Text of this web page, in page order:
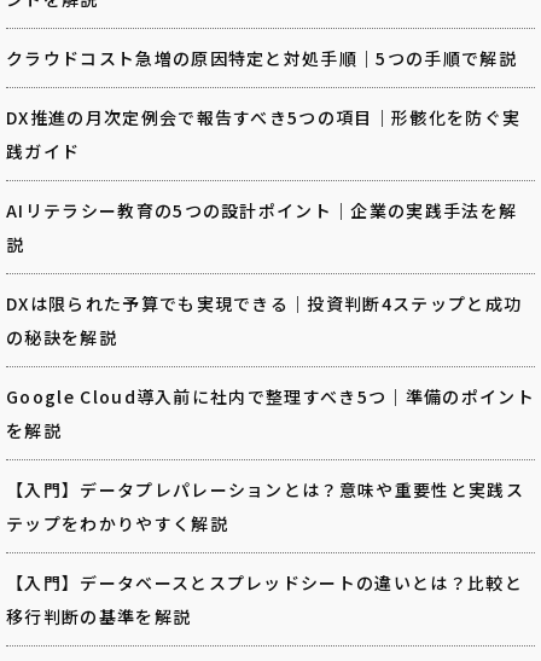
クラウドコスト急増の原因特定と対処手順｜5つの手順で解説
DX推進の月次定例会で報告すべき5つの項目｜形骸化を防ぐ実
践ガイド
AIリテラシー教育の5つの設計ポイント｜企業の実践手法を解
説
DXは限られた予算でも実現できる｜投資判断4ステップと成功
の秘訣を解説
Google Cloud導入前に社内で整理すべき5つ｜準備のポイント
を解説
【入門】データプレパレーションとは？意味や重要性と実践ス
テップをわかりやすく解説
【入門】データベースとスプレッドシートの違いとは？比較と
移行判断の基準を解説